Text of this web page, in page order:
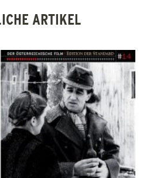
ARTIKEL